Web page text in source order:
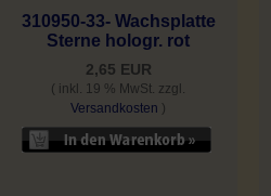
310950-33- Wachsplatte
Sterne hologr. rot
2,65 EUR
( inkl. 19 % MwSt. zzgl.
Versandkosten )